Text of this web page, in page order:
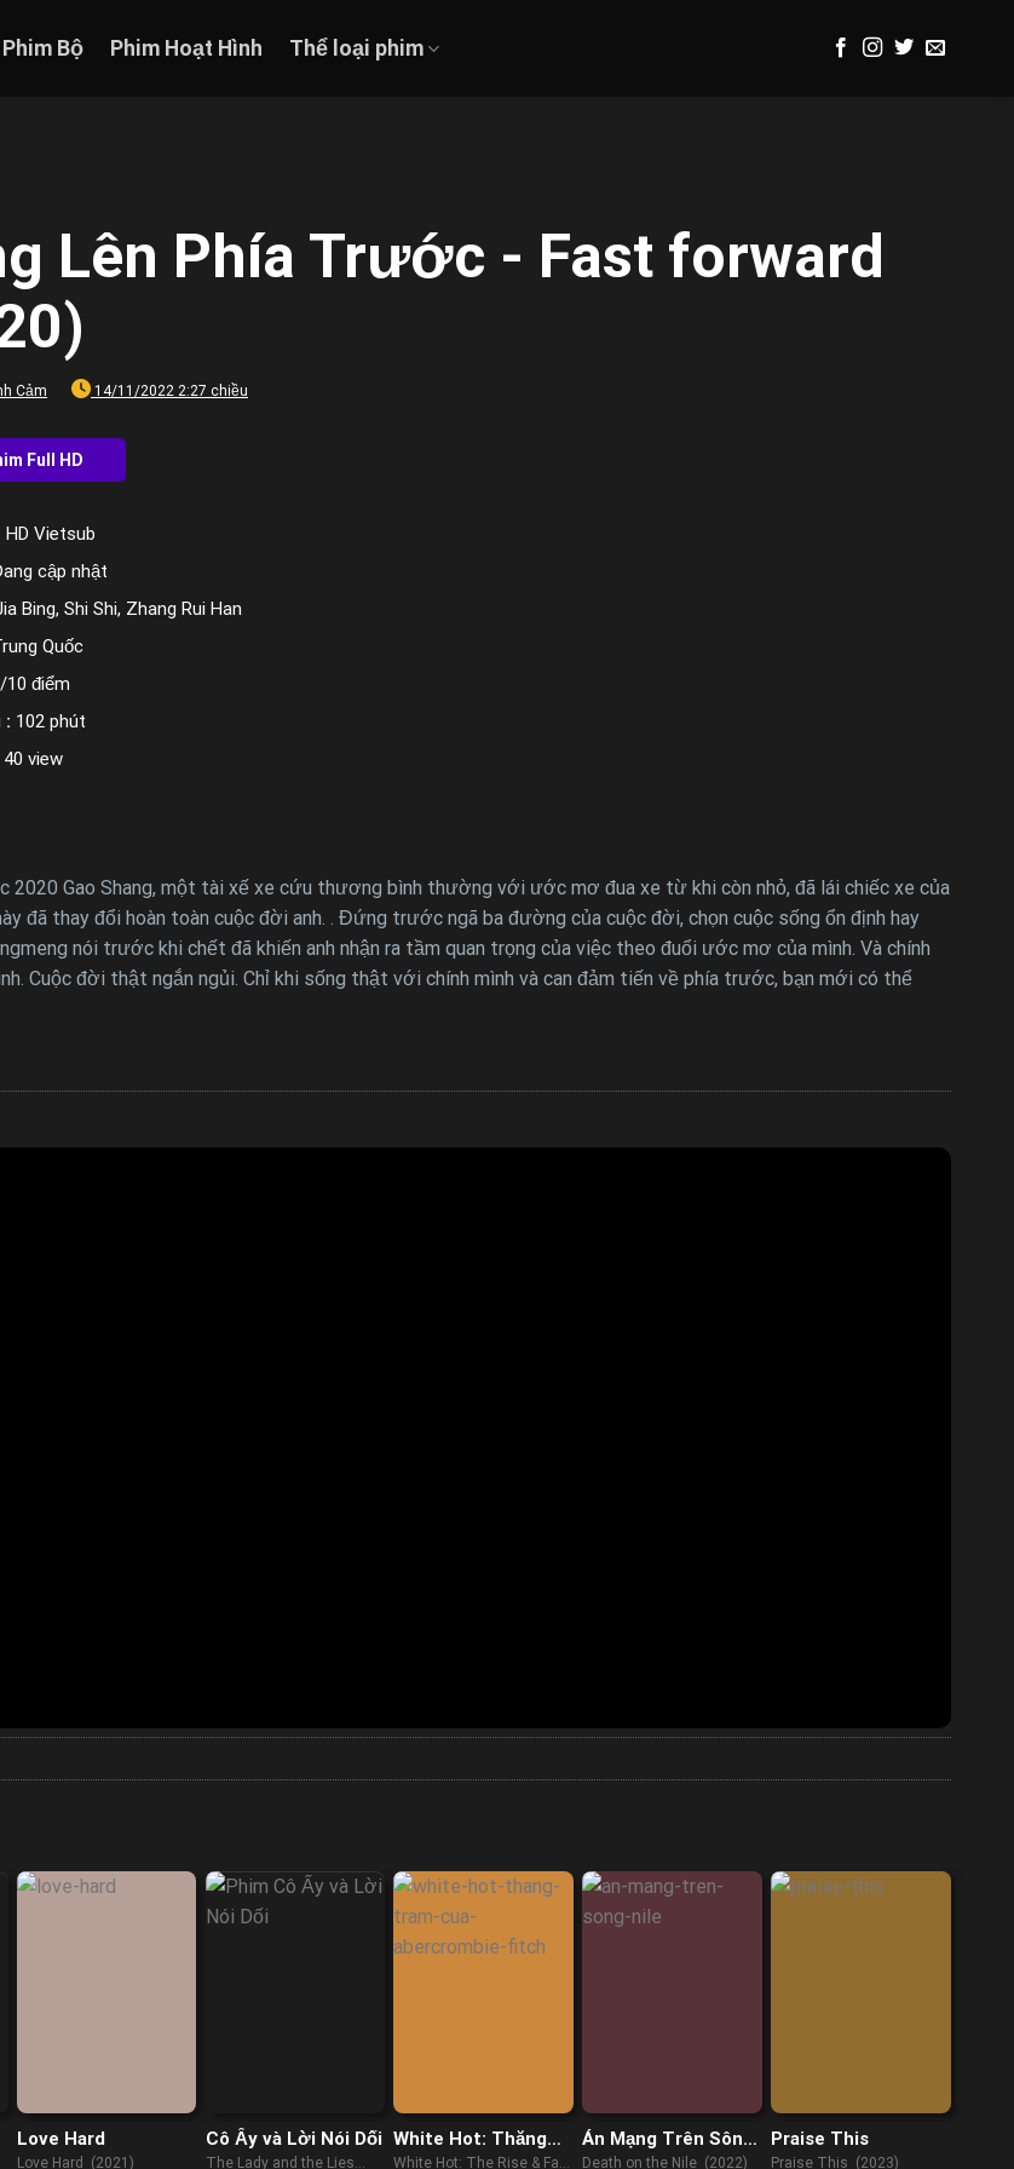
Phim Bộ Phim Hoạt Hình Thể loại phim
Lên Phía Trước - Fast forward
Cảm 14/11/2022 2:27 chiều
HD Vietsub
cập nhật
Bing, Shi Shi, Zhang Rui Han
Quốc
10 điểm
: 102 phút
40 view
2020 Gao Shang, một tài xế xe cứu thương bình thường với ước mơ đua xe từ khi còn nhỏ, đã lái chiếc xe của
đã thay đổi hoàn toàn cuộc đời anh. . Đứng trước ngã ba đường của cuộc đời, chọn cuộc sống ổn định hay
nói trước khi chết đã khiến anh nhận ra tầm quan trọng của việc theo đuổi ước mơ của mình. Và chính
Cuộc đời thật ngắn ngủi. Chỉ khi sống thật với chính mình và can đảm tiến về phía trước, bạn mới có thể
Love Hard
Love Hard (2021)
Cô Ấy và Lời Nói Dối
The Lady and the Lies
White Hot: Thăng
trầm của
White Hot: The Rise & Fall
Án Mạng Trên Sông
Nile
Death on the Nile (2022)
Praise This
Praise This (2023)